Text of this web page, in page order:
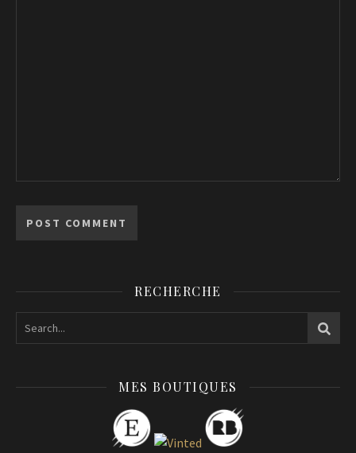
RECHERCHE
MES BOUTIQUES